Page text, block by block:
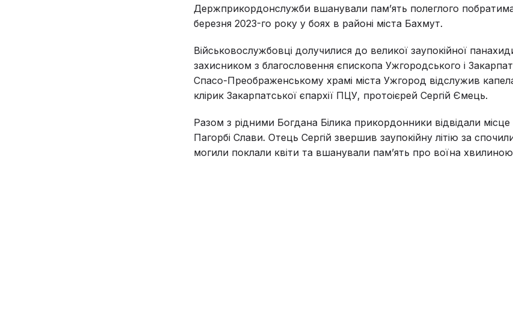
Держприкордонслужби вшанували пам’ять полеглого
березня 2023-го року у боях в районі міста Бахмут.
Військовослужбовці долучилися до великої заупокійної
захисником з благословення єпископа Ужгородського і
Спасо-Преображенському храмі міста Ужгород відслужив
клірик Закарпатської єпархії ПЦУ, протоієрей Сергій Ємець.
Разом з рідними Богдана Білика прикордонники відвідали
Пагорбі Слави. Отець Сергій звершив заупокійну літію за
могили поклали квіти та вшанували пам’ять про воїна